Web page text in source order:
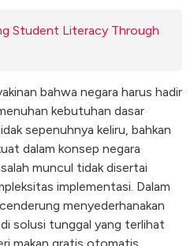
Student Literacy Through
bahwa negara harus hadir
kebutuhan dasar
sepenuhnya keliru, bahkan
dalam konsep negara
muncul tidak disertai
implementasi. Dalam
menyederhanakan
solusi tunggal yang terlihat